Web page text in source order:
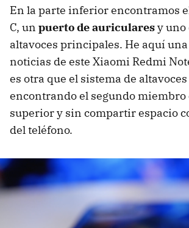
En la parte inferior encontramos
C, un puerto de auricularesy uno
altavoces principales. He aquí
noticias de este Xiaomi Redmi
es otra que el sistema de
encontrando el segundo miembro
superior y sin compartir espacio
del teléfono.